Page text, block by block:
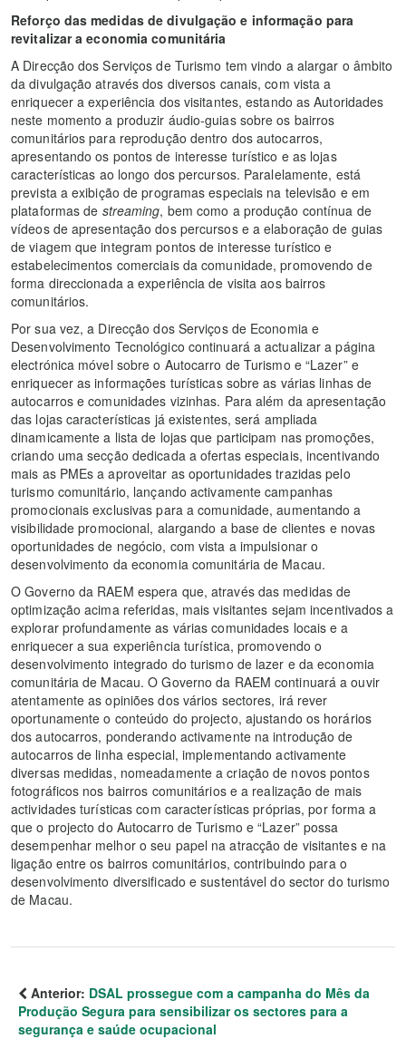
Reforço das medidas de divulgação e informação para
revitalizar a economia comunitária
A Direcção dos Serviços de Turismo tem vindo a alargar o âmbito
da divulgação através dos diversos canais, com vista a
enriquecer a experiência dos visitantes, estando as Autoridades
neste momento a produzir áudio-guias sobre os bairros
comunitários para reprodução dentro dos autocarros,
apresentando os pontos de interesse turístico e as lojas
características ao longo dos percursos. Paralelamente, está
prevista a exibição de programas especiais na televisão e em
plataformas de streaming, bem como a produção contínua de
vídeos de apresentação dos percursos e a elaboração de guias
de viagem que integram pontos de interesse turístico e
estabelecimentos comerciais da comunidade, promovendo de
forma direccionada a experiência de visita aos bairros
comunitários.
Por sua vez, a Direcção dos Serviços de Economia e
Desenvolvimento Tecnológico continuará a actualizar a página
electrónica móvel sobre o Autocarro de Turismo e “Lazer” e
enriquecer as informações turísticas sobre as várias linhas de
autocarros e comunidades vizinhas. Para além da apresentação
das lojas características já existentes, será ampliada
dinamicamente a lista de lojas que participam nas promoções,
criando uma secção dedicada a ofertas especiais, incentivando
mais as PMEs a aproveitar as oportunidades trazidas pelo
turismo comunitário, lançando activamente campanhas
promocionais exclusivas para a comunidade, aumentando a
visibilidade promocional, alargando a base de clientes e novas
oportunidades de negócio, com vista a impulsionar o
desenvolvimento da economia comunitária de Macau.
O Governo da RAEM espera que, através das medidas de
optimização acima referidas, mais visitantes sejam incentivados a
explorar profundamente as várias comunidades locais e a
enriquecer a sua experiência turística, promovendo o
desenvolvimento integrado do turismo de lazer e da economia
comunitária de Macau. O Governo da RAEM continuará a ouvir
atentamente as opiniões dos vários sectores, irá rever
oportunamente o conteúdo do projecto, ajustando os horários
dos autocarros, ponderando activamente na introdução de
autocarros de linha especial, implementando activamente
diversas medidas, nomeadamente a criação de novos pontos
fotográficos nos bairros comunitários e a realização de mais
actividades turísticas com características próprias, por forma a
que o projecto do Autocarro de Turismo e “Lazer” possa
desempenhar melhor o seu papel na atracção de visitantes e na
ligação entre os bairros comunitários, contribuindo para o
desenvolvimento diversificado e sustentável do sector do turismo
de Macau.
Anterior: DSAL prossegue com a campanha do Mês da
Produção Segura para sensibilizar os sectores para a
segurança e saúde ocupacional